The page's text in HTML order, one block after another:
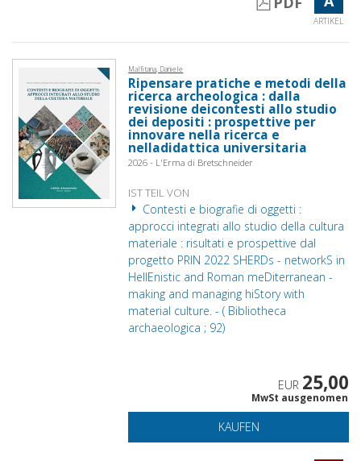
ARTIKEL
Malfitana, Daniele
Ripensare pratiche e metodi della
ricerca archeologica : dalla
revisione deicontesti allo studio
dei depositi : prospettive per
innovare nella ricerca e
nelladidattica universitaria
2026 - L'Erma di Bretschneider
IST TEIL VON
Contesti e biografie di oggetti :
approcci integrati allo studio della cultura
materiale : risultati e prospettive dal
progetto PRIN 2022 SHERDs - networkS in
HellEnistic and Roman meDiterranean -
making and managing hiStory with
material culture. - ( Bibliotheca
archaeologica ; 92)
EUR 25,00
MwSt ausgenomen
KAUFEN